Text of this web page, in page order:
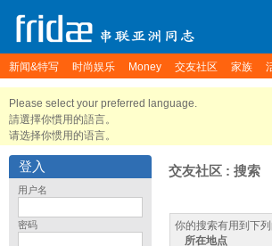
新闻&特写 时尚娱乐 Money 交友社区 家族
Please select your preferred language.
請選擇你慣用的語言。
请选择你惯用的语言。
登入
用户名
密码
交友社区 : 搜索
你的搜索有用到下
所在地点